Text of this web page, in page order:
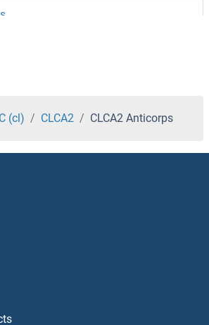
C (cl) CLCA2 CLCA2 Anticorps